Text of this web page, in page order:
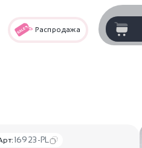
Распродажа
16923-PL